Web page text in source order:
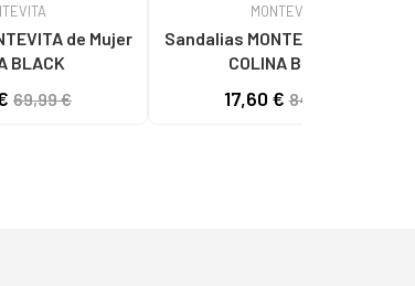
de Mujer
AVARA BLACK
69,99 €
MONTEVITA
Sandalias MONTEVITA de Mujer
COLINA BLACK
17,60 €84,99 €